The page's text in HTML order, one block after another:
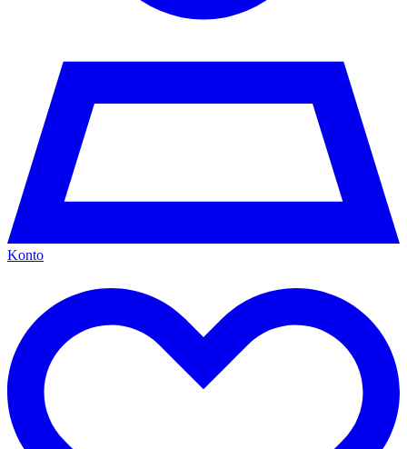
Konto